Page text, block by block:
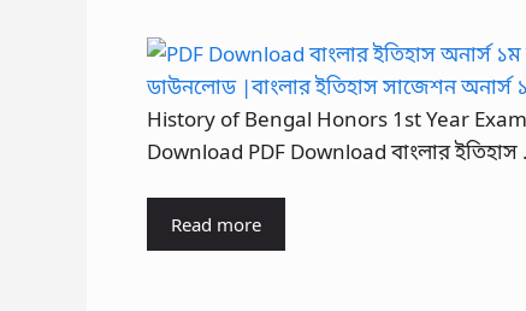
History of Bengal Honors 1st Year
Download PDF Download বাংলার
Read more